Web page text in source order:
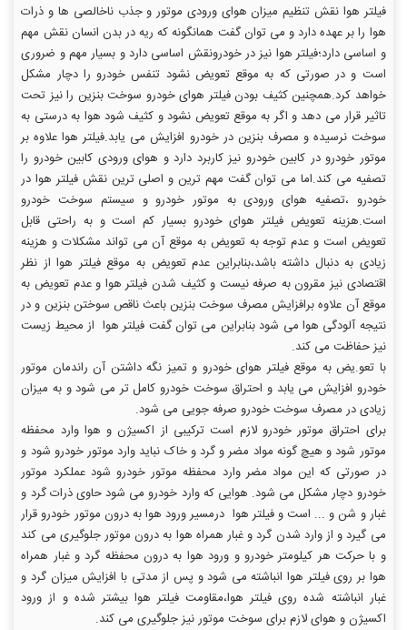
فیلتر هوا نقش تنظیم میزان هوای ورودی موتور و جذب ناخالصی ها و ذرات
هوا را بر عهده دارد و می توان گفت همانگونه که ریه در بدن انسان نقش مهم
و اساسی دارد؛فیلتر هوا نیز در خودرونقش اساسی دارد و بسیار مهم و ضروری
است و در صورتی که به موقع تعویض نشود تنفس خودرو را دچار مشکل
خواهد کرد.همچنین کثیف بودن فیلتر هوای خودرو سوخت بنزین را نیز تحت
تاثیر قرار می دهد و اگر به موقع تعویض نشود و کثیف شود هوا به درستی به
سوخت نرسیده و مصرف بنزین در خودرو افزایش می یابد.فیلتر هوا علاوه بر
موتور خودرو در کابین خودرو نیز کاربرد دارد و هوای ورودی کابین خودرو را
تصفیه می کند.اما می توان گفت مهم ترین و اصلی ترین نقش فیلتر هوا در
خودرو ،تصفیه هوای ورودی به موتور خودرو و سیستم سوخت خودرو
است.هزینه تعویض فیلتر هوای خودرو بسیار کم است و به راحتی قابل
تعویض است و عدم توجه به تعویض به موقع آن می تواند مشکلات و هزینه
زیادی به دنبال داشته باشد،بنابراین عدم تعویض به موقع فیلتر هوا از نظر
اقتصادی نیز مقرون به صرفه نیست و کثیف شدن فیلتر هوا و عدم تعویض به
موقع آن علاوه برافزایش مصرف سوخت بنزین باعث ناقص سوختن بنزین و در
نتیجه آلودگی هوا می شود بنابراین می توان گفت فیلتر هوا از محیط زیست
نیز حفاظت می کند.
با تعو.یض به موقع فیلتر هوای خودرو و تمیز نگه داشتن آن راندمان موتور
خودرو افزایش می یابد و احتراق سوخت خودرو کامل تر می شود و به میزان
زیادی در مصرف سوخت خودرو صرفه جویی می شود.
برای احتراق موتور خودرو لازم است ترکیبی از اکسیژن و هوا وارد محفظه
موتور شود و هیچ گونه مواد مضر و گرد و خاک نباید وارد موتور خودرو شود و
در صورتی که این مواد مضر وارد محفظه موتور خودرو شود عملکرد موتور
خودرو دچار مشکل می شود. هوایی که وارد خودرو می شود حاوی ذرات گرد و
غبار و شن و ... است و فیلتر هوا درمسیر ورود هوا به درون موتور خودرو قرار
می گیرد و از وارد شدن گرد و غبار همراه هوا به درون موتور جلوگیری می کند
و با حرکت هر کیلومتر خودرو و ورود هوا به درون محفظه گرد و غبار همراه
هوا بر روی فیلتر هوا انباشته می شود و پس از مدتی با افزایش میزان گرد و
غبار انباشته شده روی فیلتر هوا،مقاومت فیلتر هوا بیشتر شده و از ورود
اکسیژن و هوای لازم برای سوخت موتور نیز جلوگیری می کند.